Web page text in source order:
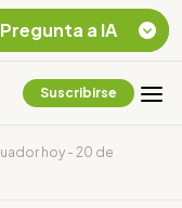
Suscribirse
hoy - 20 de
Pregunta a IA
Chevron Ecuador